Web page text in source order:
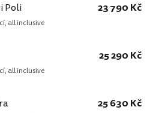
Poli
all inclusive
23 790 Kč
all inclusive
25 290 Kč
25 630 Kč